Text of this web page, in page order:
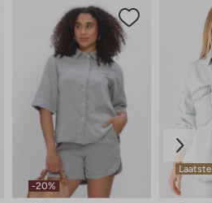
-20%